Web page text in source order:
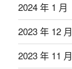
2024 年 1 月
2023 年 12 月
2023 年 11 月